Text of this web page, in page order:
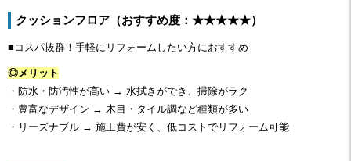
クッションフロア（おすすめ度：★★★★★）
■コスパ抜群！手軽にリフォームしたい方におすすめ
◎メリット
・防水・防汚性が高い → 水拭きができ、掃除がラク
・豊富なデザイン → 木目・タイル調など種類が多い
・リーズナブル → 施工費が安く、低コストでリフォーム可能